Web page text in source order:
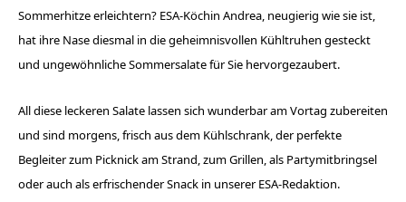
Sommerhitze erleichtern? ESA-Köchin Andrea, neugierig wie sie ist,
hat ihre Nase diesmal in die geheimnisvollen Kühltruhen gesteckt
und ungewöhn­liche Sommersalate für Sie hervorgezaubert.
All diese leckeren Salate lassen sich wunderbar am Vortag ­zubereiten
und sind morgens, frisch aus dem Kühlschrank, der perfekte
Begleiter zum Picknick am Strand, zum Grillen, als Partymitbringsel
oder auch als erfrischender Snack in unserer ESA-Redaktion.